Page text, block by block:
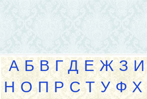
А Б В Г Д Е Ж З И
Н О П Р С Т У Ф Х